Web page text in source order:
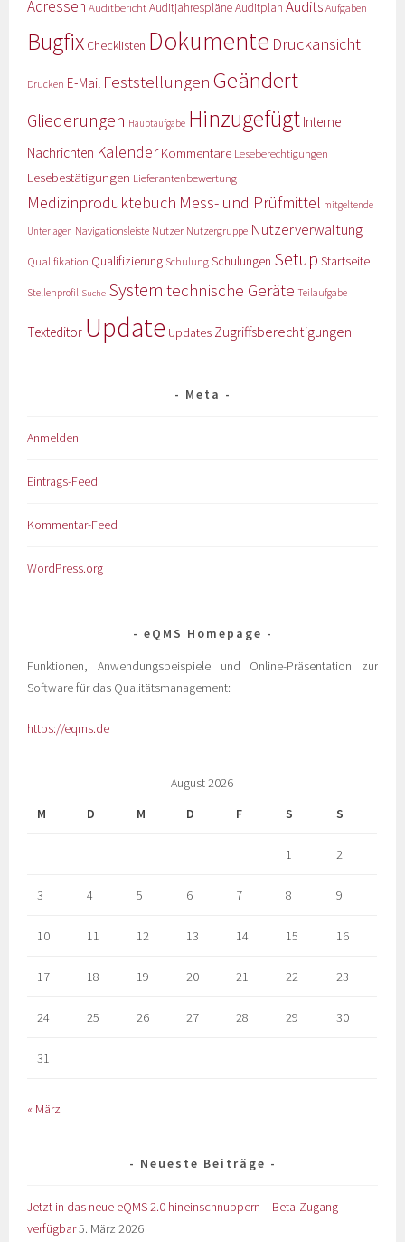
Adressen AuditberichtAuditjahrespläneAuditplan Audits Aufgaben
Bugfix Checklisten Dokumente Druckansicht
Drucken E-Mail Feststellungen Geändert
Gliederungen Hauptaufgabe Hinzugefügt Interne
Nachrichten KalenderKommentare Leseberechtigungen
Lesebestätigungen Lieferantenbewertung
Medizinproduktebuch Mess- und Prüfmittel mitgeltende
Unterlagen Navigationsleiste Nutzer Nutzergruppe Nutzerverwaltung
Qualifikation Qualifizierung Schulung Schulungen Setup Startseite
Stellenprofil Suche System technische Geräte Teilaufgabe
Texteditor Update Updates Zugriffsberechtigungen
Meta
Anmelden
Eintrags-Feed
Kommentar-Feed
WordPress.org
eQMS Homepage
Funktionen, Anwendungsbeispiele und Online-Präsentation zur
Software für das Qualitätsmanagement:
https://eqms.de
August 2026
M
D M D F S S
1 2
3 4 5 6 7 8 9
10 11 12 13 14 15 16
17 18 19 20 21 22 23
24 25 26 27 28 29 30
31
« März
Neueste Beiträge
Jetzt in das neue eQMS 2.0 hineinschnuppern – Beta-Zugang
verfügbar5. März 2026